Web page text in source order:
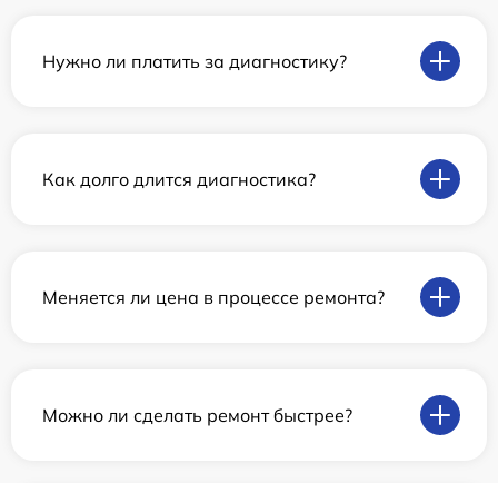
Нужно ли платить за диагностику?
Как долго длится диагностика?
Меняется ли цена в процессе ремонта?
Можно ли сделать ремонт быстрее?